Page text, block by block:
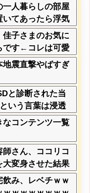
一人暮らしの部屋
いてあったら浮気
佳子さまのお気に
です←コレは可愛
w
地震直撃やばすぎ
と診断された当
いう言葉は浸透
」
なコンテンツ一覧
師さん、ココリコ
大変身させた結果
w w w w w
み、レベチｗｗ